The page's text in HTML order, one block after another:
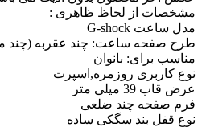
مشخصات از لحاظ ظاهری :
مدل ساعت G-shock
طرح صفحه ساعت: چند عقربه (چند
مناسب برای: بانوان
نوع کاربری روزمره,اسپرت
عرض قاب 39 میلی متر
فرم صفحه چند ضلعی
نوع قفل بند سگکی ساده